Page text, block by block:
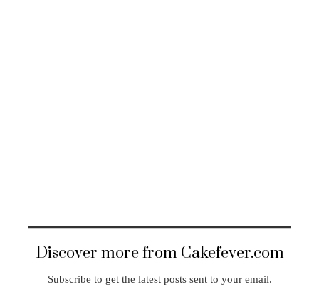
Discover more from Cakefever.com
Subscribe to get the latest posts sent to your email.